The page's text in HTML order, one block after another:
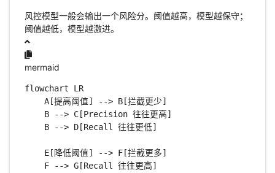
风控模型一般会输出一个风险分。阈值越高，模型越保守；
阈值越低，模型越激进。
mermaid
flowchart LR
    A[提高阈值] --> B[拦截更少]
    B --> C[Precision 往往更高]
    B --> D[Recall 往往更低]
    E[降低阈值] --> F[拦截更多]
    F --> G[Recall 往往更高]